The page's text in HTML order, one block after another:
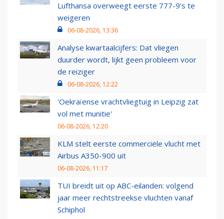
Lufthansa overweegt eerste 777-9’s te
weigeren
06-08-2026, 13:36
Analyse kwartaalcijfers: Dat vliegen
duurder wordt, lijkt geen probleem voor
de reiziger
06-08-2026, 12:22
'Oekraïense vrachtvliegtuig in Leipzig zat
vol met munitie'
06-08-2026, 12:20
KLM stelt eerste commerciële vlucht met
Airbus A350-900 uit
06-08-2026, 11:17
TUI breidt uit op ABC-eilanden: volgend
jaar meer rechtstreekse vluchten vanaf
Schiphol